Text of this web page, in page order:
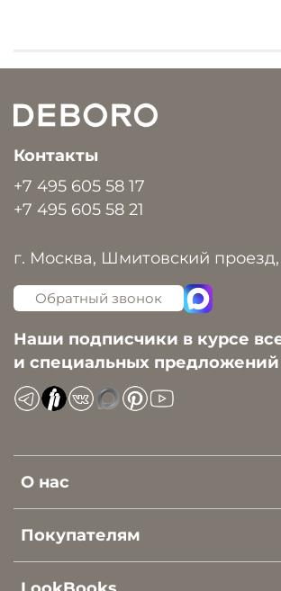
О нас
Покупателям
Контакты
+7 495 605 58 17
+7 495 605 58 21
г. Москва, Шмитовский
Обратный звонок
Наши подписчики в курсе
и специальных предложений